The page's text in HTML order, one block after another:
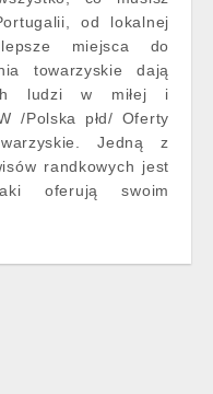
od lokalnej
miejsca do
towarzyskie dają
ludzi w miłej i
/Polska płd/ Oferty
Jedną z
randkowych jest
oferują swoim